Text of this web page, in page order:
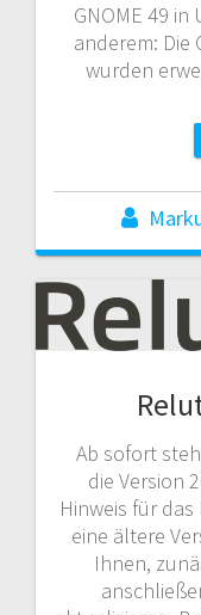
GNOME 49
anderem: Die
wurden
Ab sofort
die Version
Hinweis für
eine ältere
Ihnen,